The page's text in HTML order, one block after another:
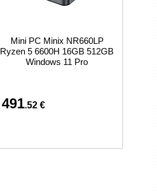
Mini PC Minix NR660LP
Ryzen 5 6600H 16GB 512GB
Windows 11 Pro
491.52 €